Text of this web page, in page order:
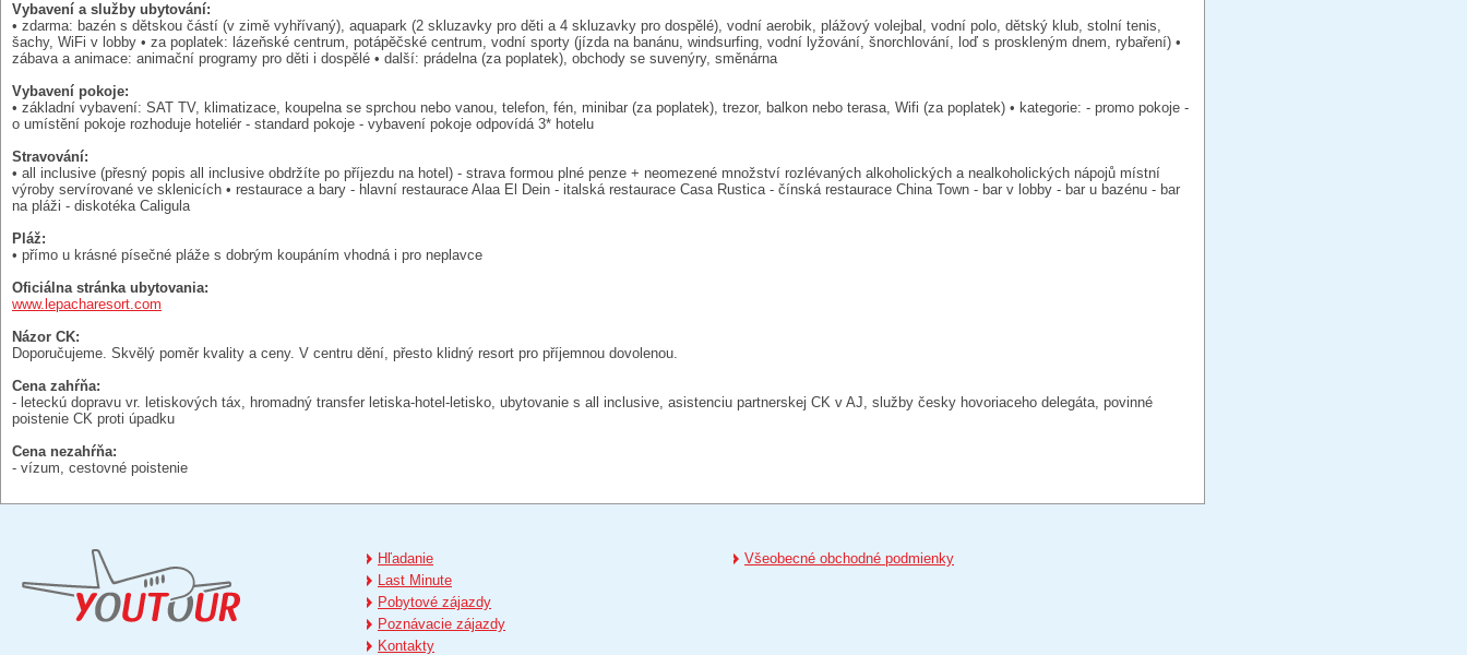
Vybavení a služby ubytování:
• zdarma: bazén s dětskou částí (v zimě vyhřívaný), aquapark (2 skluzavky pro děti a 4 skluzavky pro dospělé), vodní aerobik, plážový volejbal, vodní polo, dětský klub, stolní tenis,
šachy, WiFi v lobby • za poplatek: lázeňské centrum, potápěčské centrum, vodní sporty (jízda na banánu, windsurfing, vodní lyžování, šnorchlování, loď s proskleným dnem, rybaření) •
zábava a animace: animační programy pro děti i dospělé • další: prádelna (za poplatek), obchody se suvenýry, směnárna
Vybavení pokoje:
• základní vybavení: SAT TV, klimatizace, koupelna se sprchou nebo vanou, telefon, fén, minibar (za poplatek), trezor, balkon nebo terasa, Wifi (za poplatek) • kategorie: - promo pokoje -
o umístění pokoje rozhoduje hoteliér - standard pokoje - vybavení pokoje odpovídá 3* hotelu
Stravování:
• all inclusive (přesný popis all inclusive obdržíte po příjezdu na hotel) - strava formou plné penze + neomezené množství rozlévaných alkoholických a nealkoholických nápojů místní
výroby servírované ve sklenicích • restaurace a bary - hlavní restaurace Alaa El Dein - italská restaurace Casa Rustica - čínská restaurace China Town - bar v lobby - bar u bazénu - bar
na pláži - diskotéka Caligula
Pláž:
• přímo u krásné písečné pláže s dobrým koupáním vhodná i pro neplavce
Oficiálna stránka ubytovania:
www.lepacharesort.com
Názor CK:
Doporučujeme. Skvělý poměr kvality a ceny. V centru dění, přesto klidný resort pro příjemnou dovolenou.
Cena zahŕňa:
- leteckú dopravu vr. letiskových táx, hromadný transfer letiska-hotel-letisko, ubytovanie s all inclusive, asistenciu partnerskej CK v AJ, služby česky hovoriaceho delegáta, povinné
poistenie CK proti úpadku
Cena nezahŕňa:
- vízum, cestovné poistenie
Hľadanie
Last Minute
Pobytové zájazdy
Poznávacie zájazdy
Kontakty
Všeobecné obchodné podmienky